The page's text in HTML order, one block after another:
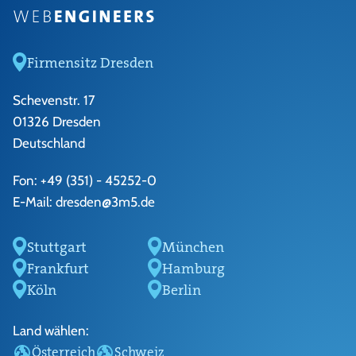
Firmensitz Dresden
Schevenstr. 17
01326 Dresden
Deutschland
Fon: +49 (351) - 45252-0
E-Mail: dresden@3m5.de
Stuttgart
München
Frankfurt
Hamburg
Köln
Berlin
Land wählen:
Österreich Schweiz